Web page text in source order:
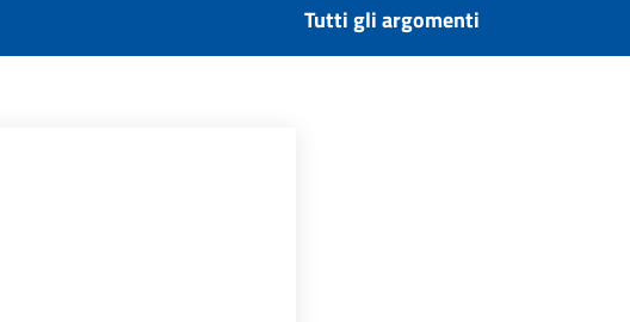
Tutti gli argomenti